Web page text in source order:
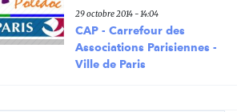
29 octobre 2014 - 14:04
CAP - Carrefour des
Associations Parisiennes -
Ville de Paris